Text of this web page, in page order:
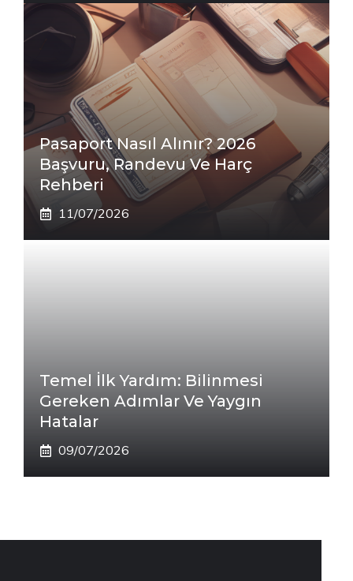
Pasaport Nasıl Alınır? 2026
Başvuru, Randevu Ve Harç
Rehberi
11/07/2026
Temel İlk Yardım: Bilinmesi
Gereken Adımlar Ve Yaygın
Hatalar
09/07/2026